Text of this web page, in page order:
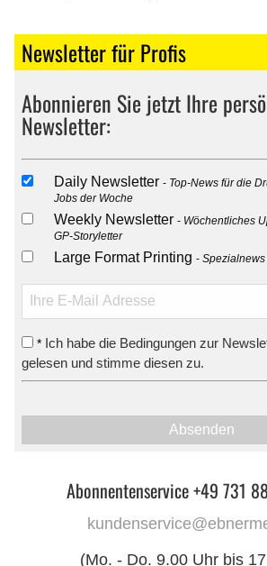
Newsletter für Profis
Abonnieren Sie jetzt Ihre
Newsletter:
Daily Newsletter
Top-News für die
Jobs der Woche
Weekly Newsletter
Wöchentliches
GP-Storyletter
Large Format Printing
* Ich habe die Bedingungen zur
gelesen und stimme diesen zu.
Absenden
Abonnentenservice +49 731
(Mo. - Do. 9.00 Uhr bis